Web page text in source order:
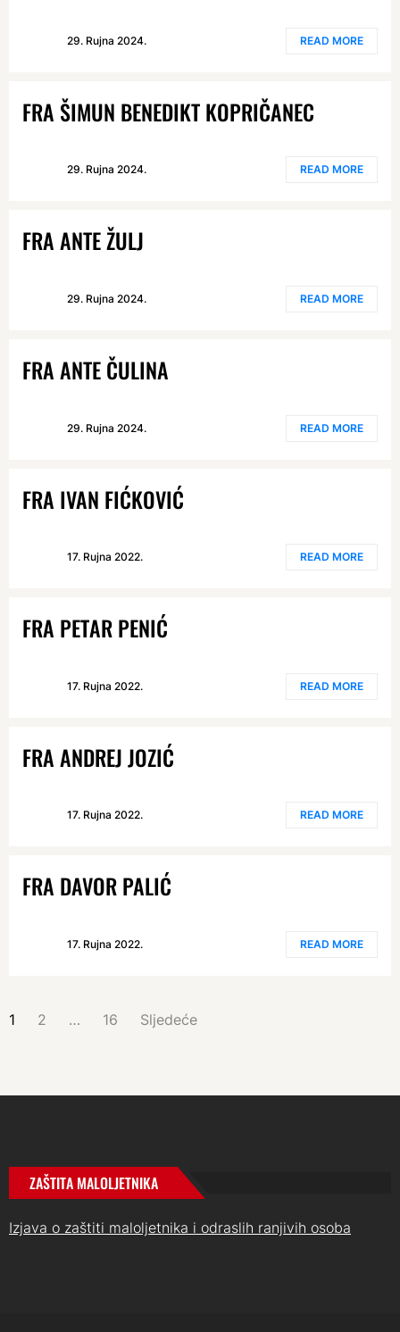
29. Rujna 2024. READ MORE
FRA ŠIMUN BENEDIKT KOPRIČANEC
29. Rujna 2024. READ MORE
FRA ANTE ŽULJ
29. Rujna 2024. READ MORE
FRA ANTE ČULINA
29. Rujna 2024. READ MORE
FRA IVAN FIĆKOVIĆ
17. Rujna 2022. READ MORE
FRA PETAR PENIĆ
17. Rujna 2022. READ MORE
FRA ANDREJ JOZIĆ
17. Rujna 2022. READ MORE
FRA DAVOR PALIĆ
17. Rujna 2022. READ MORE
BROJEVI
1 2 … 16 Sljedeće
ZAŠTITA MALOLJETNIKA
Izjava o zaštiti maloljetnika i odraslih ranjivih osoba